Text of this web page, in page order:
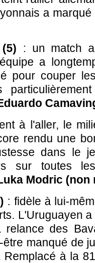
a
: un match
a
pour couper
à l'aller, le
rendu une
dans le
sur toutes
Modric (non
: fidèle à lui-
L'Uruguayen
des
manqué de
Remplacé à la